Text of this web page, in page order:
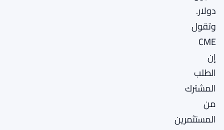
دولار.
وتقول
CME
إن
الطلب
المشترك
من
المستثمرين